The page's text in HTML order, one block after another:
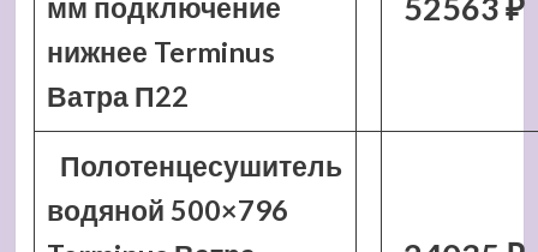
мм подключение
нижнее Terminus
Ватра П22
Полотенцесушитель
водяной 500×796